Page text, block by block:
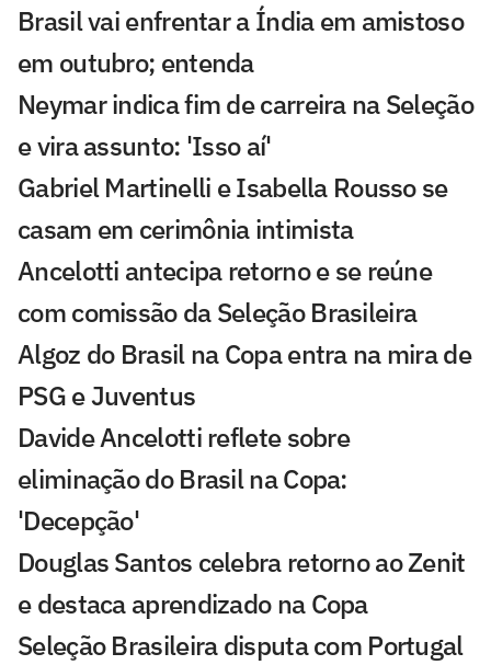
Brasil vai enfrentar a Índia em amistoso
em outubro; entenda
Neymar indica fim de carreira na Seleção
e vira assunto: 'Isso aí'
Gabriel Martinelli e Isabella Rousso se
casam em cerimônia intimista
Ancelotti antecipa retorno e se reúne
com comissão da Seleção Brasileira
Algoz do Brasil na Copa entra na mira de
PSG e Juventus
Davide Ancelotti reflete sobre
eliminação do Brasil na Copa:
'Decepção'
Douglas Santos celebra retorno ao Zenit
e destaca aprendizado na Copa
Seleção Brasileira disputa com Portugal